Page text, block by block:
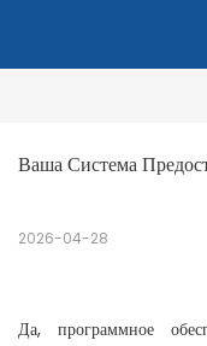
Ваша Система
2026-04-28
Да, программное